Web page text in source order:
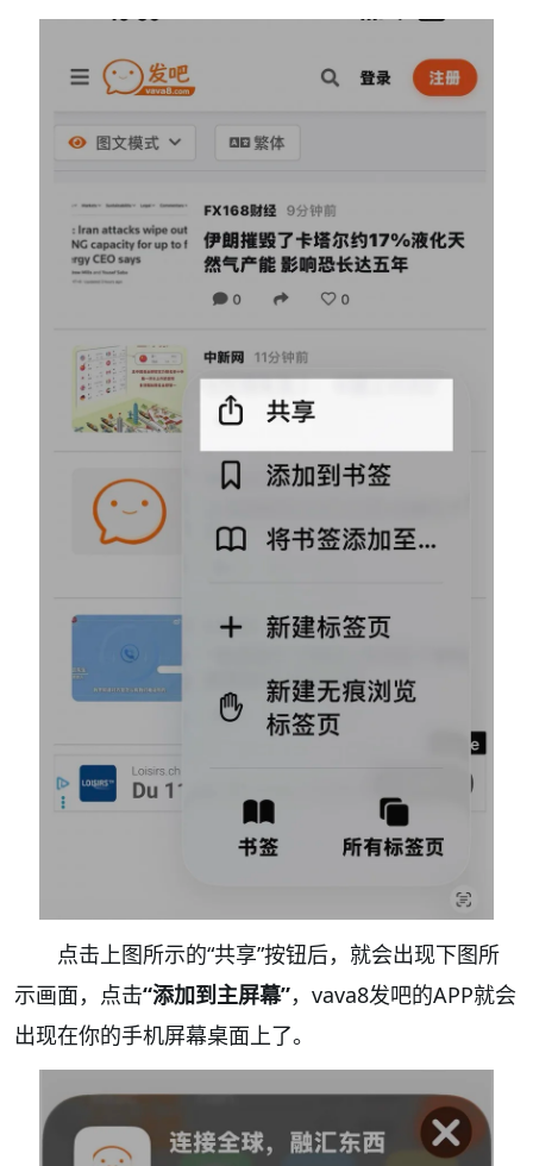
点击上图所示的“共享”按钮后，就会出现下图所
示画面，点击“添加到主屏幕”，vava8发吧的APP就会
出现在你的手机屏幕桌面上了。